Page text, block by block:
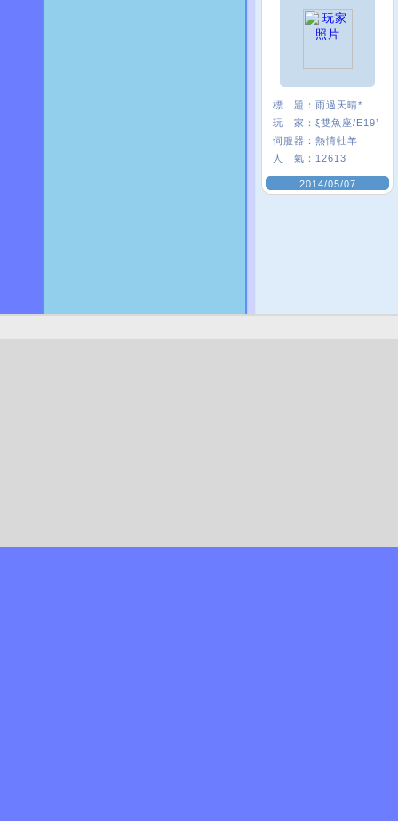
標 題： 雨過天晴*
玩 家： ξ雙魚座/E19’
伺服器： 熱情牡羊
人 氣： 12613
2014/05/07